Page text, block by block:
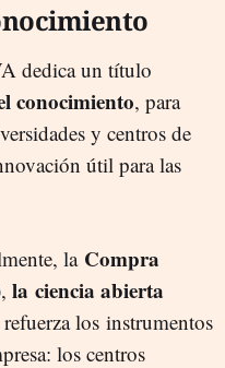
dedica un título
conocimiento, para
y centros de
útil para las
laCompra
, la ciencia abierta
los instrumentos
los centros